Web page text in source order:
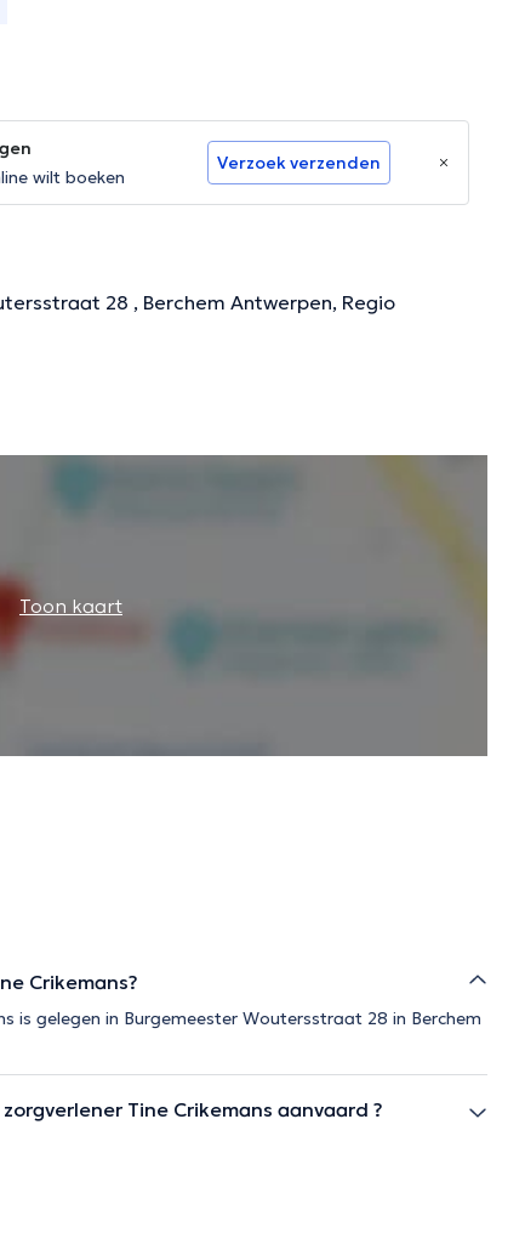
wilt boeken
Verzoek verzenden
28 , Berchem Antwerpen, Regio
Toon kaart
Crikemans?
is gelegen in Burgemeester Woutersstraat 28 in Berchem
Tine Crikemans aanvaard ?